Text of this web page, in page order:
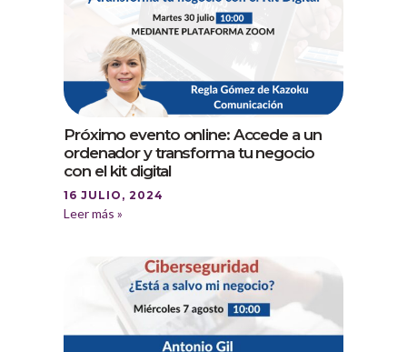
Próximo evento online: Accede a un
ordenador y transforma tu negocio
con el kit digital
16 JULIO, 2024
Leer más »